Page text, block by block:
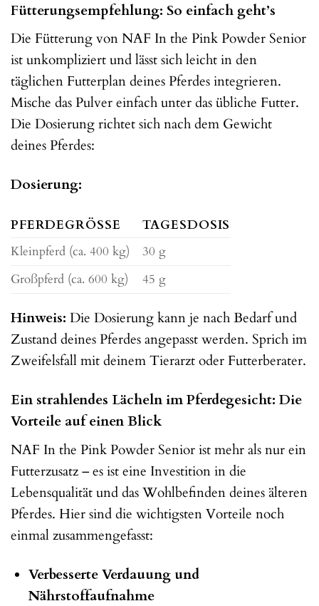
Fütterungsempfehlung: So einfach geht’s
Die Fütterung von NAF In the Pink Powder Senior
ist unkompliziert und lässt sich leicht in den
täglichen Futterplan deines Pferdes integrieren.
Mische das Pulver einfach unter das übliche Futter.
Die Dosierung richtet sich nach dem Gewicht
deines Pferdes:
Dosierung:
PFERDEGRÖSSE
TAGESDOSIS
Kleinpferd (ca. 400 kg)
30 g
Großpferd (ca. 600 kg)
45 g
Hinweis: Die Dosierung kann je nach Bedarf und
Zustand deines Pferdes angepasst werden. Sprich im
Zweifelsfall mit deinem Tierarzt oder Futterberater.
Ein strahlendes Lächeln im Pferdegesicht: Die
Vorteile auf einen Blick
NAF In the Pink Powder Senior ist mehr als nur ein
Futterzusatz – es ist eine Investition in die
Lebensqualität und das Wohlbefinden deines älteren
Pferdes. Hier sind die wichtigsten Vorteile noch
einmal zusammengefasst:
Verbesserte Verdauung und
Nährstoffaufnahme